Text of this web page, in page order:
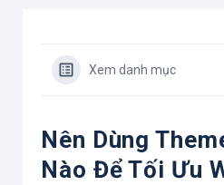
Xem danh mục
Nên Dùng
Nào Để Tối Ưu